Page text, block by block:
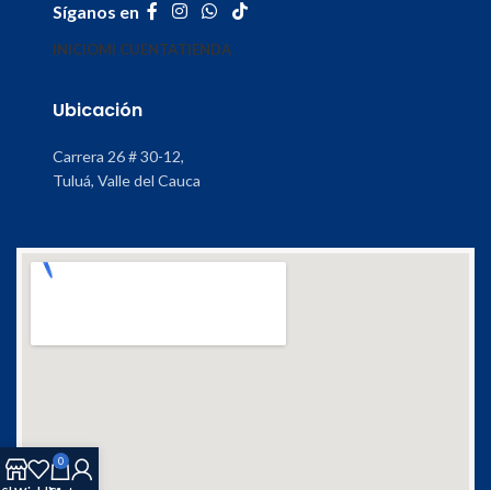
Síganos en
INICIOMI CUENTATIENDA
Ubicación
Carrera 26 # 30-12,
Tuluá, Valle del Cauca
0